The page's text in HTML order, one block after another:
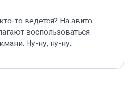
то ведётся? На авито
воспользоваться
Ну-ну, ну-ну..